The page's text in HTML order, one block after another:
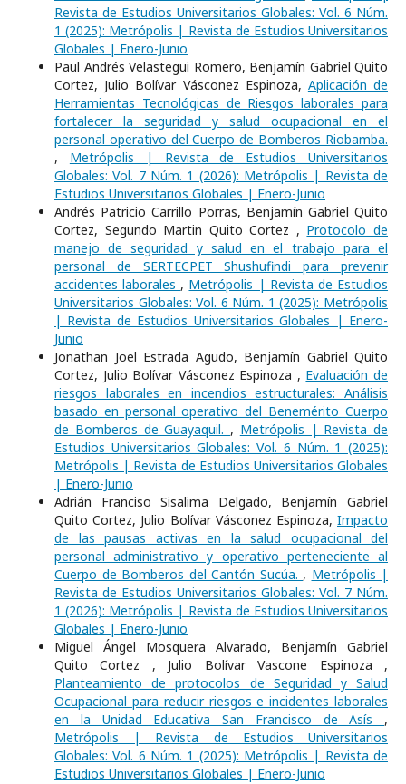
Revista de Estudios Universitarios Globales: Vol. 6 Núm.
1 (2025): Metrópolis | Revista de Estudios Universitarios
Globales | Enero-Junio
Paul Andrés Velastegui Romero, Benjamín Gabriel Quito
Cortez, Julio Bolívar Vásconez Espinoza, Aplicación de
Herramientas Tecnológicas de Riesgos laborales para
fortalecer la seguridad y salud ocupacional en el
personal operativo del Cuerpo de Bomberos Riobamba.
, Metrópolis | Revista de Estudios Universitarios
Globales: Vol. 7 Núm. 1 (2026): Metrópolis | Revista de
Estudios Universitarios Globales | Enero-Junio
Andrés Patricio Carrillo Porras, Benjamín Gabriel Quito
Cortez, Segundo Martin Quito Cortez , Protocolo de
manejo de seguridad y salud en el trabajo para el
personal de SERTECPET Shushufindi para prevenir
accidentes laborales , Metrópolis | Revista de Estudios
Universitarios Globales: Vol. 6 Núm. 1 (2025): Metrópolis
| Revista de Estudios Universitarios Globales | Enero-
Junio
Jonathan Joel Estrada Agudo, Benjamín Gabriel Quito
Cortez, Julio Bolívar Vásconez Espinoza , Evaluación de
riesgos laborales en incendios estructurales: Análisis
basado en personal operativo del Benemérito Cuerpo
de Bomberos de Guayaquil. , Metrópolis | Revista de
Estudios Universitarios Globales: Vol. 6 Núm. 1 (2025):
Metrópolis | Revista de Estudios Universitarios Globales
| Enero-Junio
Adrián Franciso Sisalima Delgado, Benjamín Gabriel
Quito Cortez, Julio Bolívar Vásconez Espinoza, Impacto
de las pausas activas en la salud ocupacional del
personal administrativo y operativo perteneciente al
Cuerpo de Bomberos del Cantón Sucúa. , Metrópolis |
Revista de Estudios Universitarios Globales: Vol. 7 Núm.
1 (2026): Metrópolis | Revista de Estudios Universitarios
Globales | Enero-Junio
Miguel Ángel Mosquera Alvarado, Benjamín Gabriel
Quito Cortez , Julio Bolívar Vascone Espinoza ,
Planteamiento de protocolos de Seguridad y Salud
Ocupacional para reducir riesgos e incidentes laborales
en la Unidad Educativa San Francisco de Asís ,
Metrópolis | Revista de Estudios Universitarios
Globales: Vol. 6 Núm. 1 (2025): Metrópolis | Revista de
Estudios Universitarios Globales | Enero-Junio